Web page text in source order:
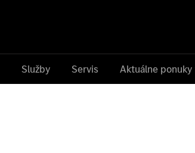
Služby Servis Aktuálne ponuky